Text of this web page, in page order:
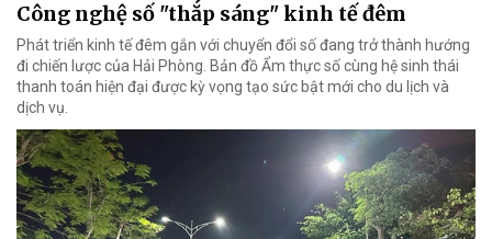
Công nghệ số "thắp sáng" kinh tế đêm
Phát triển kinh tế đêm gắn với chuyển đổi số đang trở thành hướng
đi chiến lược của Hải Phòng. Bản đồ Ẩm thực số cùng hệ sinh thái
thanh toán hiện đại được kỳ vọng tạo sức bật mới cho du lịch và
dịch vụ.